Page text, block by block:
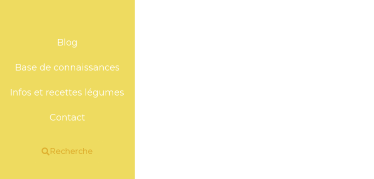
Blog
Base de connaissances
Infos et recettes légumes
Contact
Recherche